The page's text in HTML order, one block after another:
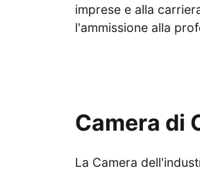
imprese e alla
l'ammissione alla
Camera di
La Camera